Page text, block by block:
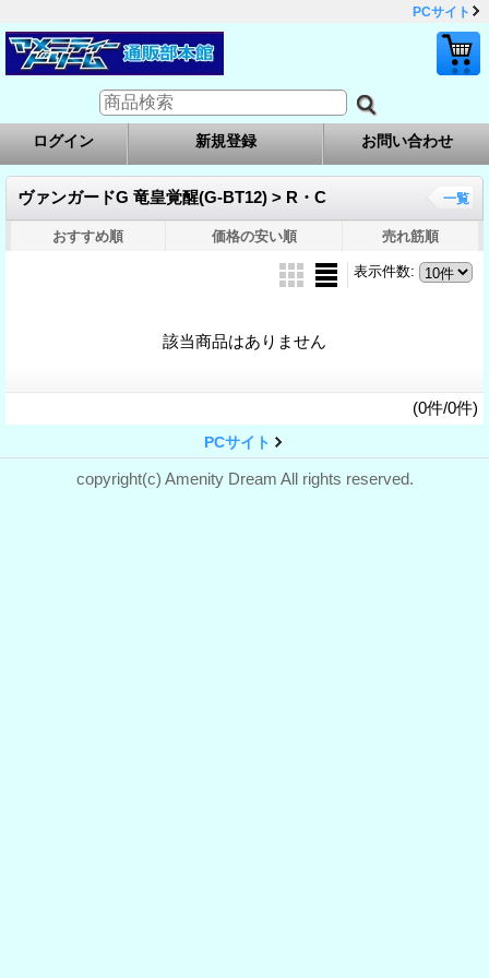
PCサイト
ログイン 新規登録 お問い合わせ
ヴァンガードG 竜皇覚醒(G-BT12) > R・C 一覧
おすすめ順 価格の安い順 売れ筋順
表示件数:
該当商品はありません
(0件/0件)
PCサイト
copyright(c) Amenity Dream All rights reserved.